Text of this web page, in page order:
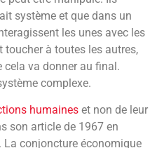
système et que dans un
les unes avec les
toucher à toutes les autres,
cela va donner au final.
complexe.
humaines et non de leur
son article de 1967 en
. La conjoncture économique